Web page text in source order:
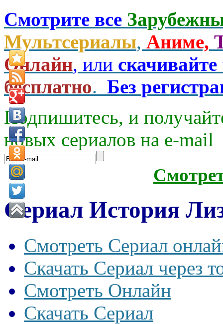
Смотрите все
Мультсериалы, Аниме,
Онлайн, или скачивайте
бесплатно. Без
Подпишитесь, и
новых сериалов на e-mаil
Сериал История
Смотреть Сериал
Скачать Сериал через
Смотреть Онлайн
Скачать Сериал